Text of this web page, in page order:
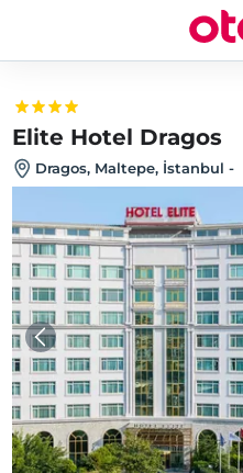
Elite Hotel Dragos
Dragos, Maltepe, İstanbul -